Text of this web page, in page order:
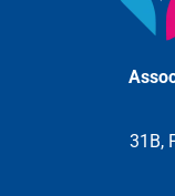
31B,